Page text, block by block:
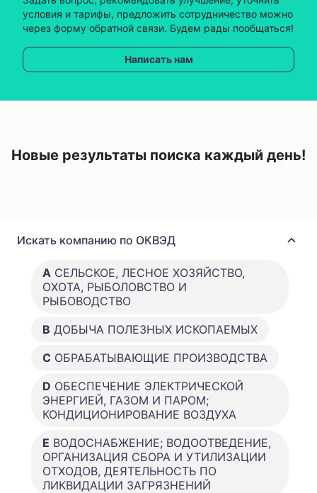
условия и тарифы, предложить сотрудничество можно
через форму обратной связи. Будем рады пообщаться!
Написать нам
Новые результаты поиска каждый день!
Искать компанию по ОКВЭД
A СЕЛЬСКОЕ, ЛЕСНОЕ ХОЗЯЙСТВО,
ОХОТА, РЫБОЛОВСТВО И
РЫБОВОДСТВО
B ДОБЫЧА ПОЛЕЗНЫХ ИСКОПАЕМЫХ
C ОБРАБАТЫВАЮЩИЕ ПРОИЗВОДСТВА
D ОБЕСПЕЧЕНИЕ ЭЛЕКТРИЧЕСКОЙ
ЭНЕРГИЕЙ, ГАЗОМ И ПАРОМ;
КОНДИЦИОНИРОВАНИЕ ВОЗДУХА
E ВОДОСНАБЖЕНИЕ; ВОДООТВЕДЕНИЕ,
ОРГАНИЗАЦИЯ СБОРА И УТИЛИЗАЦИИ
ОТХОДОВ, ДЕЯТЕЛЬНОСТЬ ПО
ЛИКВИДАЦИИ ЗАГРЯЗНЕНИЙ